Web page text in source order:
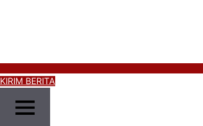
KIRIM BERITA